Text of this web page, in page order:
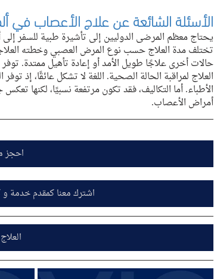
الأسئلة الشائعة عن علاج الأعصاب في
يحتاج معظم المرضى الدوليين إلى تأشيرة طبية للسفر إلى
تختلف مدة العلاج حسب نوع المرض العصبي وخطته
حالات أخرى علاجًا طويل الأمد أو إعادة تأهيل ممتدة. توفر
العلاج لمراقبة الحالة الصحية. اللغة لا تشكل عائقًا،
الأطباء. أما التكاليف، فقد تكون مرتفعة نسبيًا، لكنها
أمراض الأعصاب.
احجز
اشترك معنا كمقدم خدمة